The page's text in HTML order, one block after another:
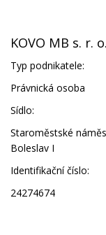
KOVO MB s. r. o.
Typ podnikatele:
Právnická osoba
Sídlo:
Staroměstské
Boleslav I
Identifikační číslo:
24274674